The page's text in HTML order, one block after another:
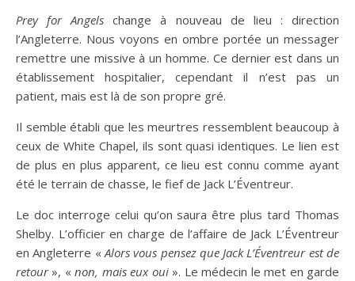
Prey for Angels change à nouveau de lieu : direction
l’Angleterre. Nous voyons en ombre portée un messager
remettre une missive à un homme. Ce dernier est dans un
établissement hospitalier, cependant il n’est pas un
patient, mais est là de son propre gré.
Il semble établi que les meurtres ressemblent beaucoup à
ceux de White Chapel, ils sont quasi identiques. Le lien est
de plus en plus apparent, ce lieu est connu comme ayant
été le terrain de chasse, le fief de Jack L’Éventreur.
Le doc interroge celui qu’on saura être plus tard Thomas
Shelby. L’officier en charge de l’affaire de Jack L’Éventreur
en Angleterre «Alors vous pensez que Jack L’Éventreur est de
retour », «non, mais eux oui ». Le médecin le met en garde